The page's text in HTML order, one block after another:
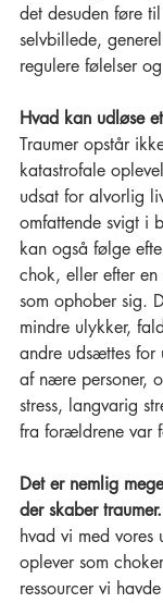
det desuden føre
selvbillede,
regulere følelser
Hvad kan udløse
Traumer opstår
katastrofale
udsat for alvorlig
omfattende svigt i
kan også følge
chok, eller efter
som ophober sig.
mindre ulykker,
andre udsættes
af nære personer,
stress, langvarig
fra forældrene var
Det er nemlig
der skaber traumer.
hvad vi med vores
oplever som
ressourcer vi